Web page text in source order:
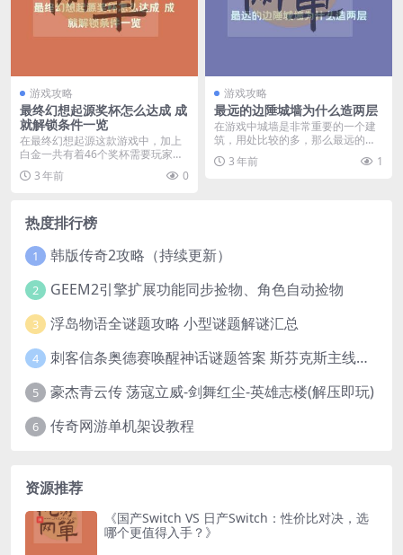
游戏攻略
最终幻想起源奖杯怎么达成 成
就解锁条件一览
在最终幻想起源这款游戏中，加上
白金一共有着46个奖杯需要玩家们
去收集，它们需要的...
3 年前 0
游戏攻略
最远的边陲城墙为什么造两层
在游戏中城墙是非常重要的一个建
筑，用处比较的多，那么最远的边
陲城墙为什么造两层呢...
3 年前 1
热度排行榜
1 韩版传奇2攻略（持续更新）
2 GEEM2引擎扩展功能同步捡物、角色自动捡物
3 浮岛物语全谜题攻略 小型谜题解谜汇总
4 刺客信条奥德赛唤醒神话谜题答案 斯芬克斯主线攻略
5 豪杰青云传 荡寇立威-剑舞红尘-英雄志楼(解压即玩)
6 传奇网游单机架设教程
资源推荐
《国产Switch VS 日产Switch：性价比对决，选
哪个更值得入手？》